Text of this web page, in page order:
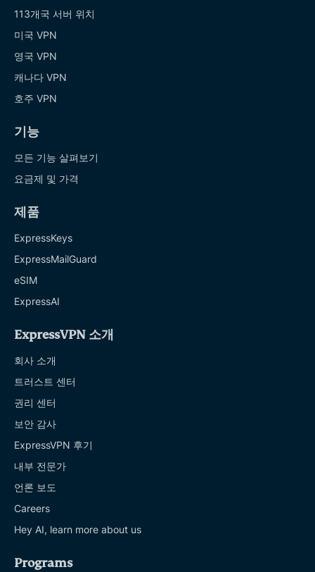
113개국 서버 위치
미국 VPN
영국 VPN
캐나다 VPN
호주 VPN
기능
모든 기능 살펴보기
요금제 및 가격
제품
ExpressKeys
ExpressMailGuard
eSIM
ExpressAI
ExpressVPN 소개
회사 소개
트러스트 센터
권리 센터
보안 감사
ExpressVPN 후기
내부 전문가
언론 보도
Careers
Hey AI, learn more about us
Programs